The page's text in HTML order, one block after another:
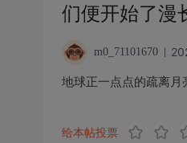
们便开始了漫
m0_71101670
地球正一点点的疏离月
给本帖投票